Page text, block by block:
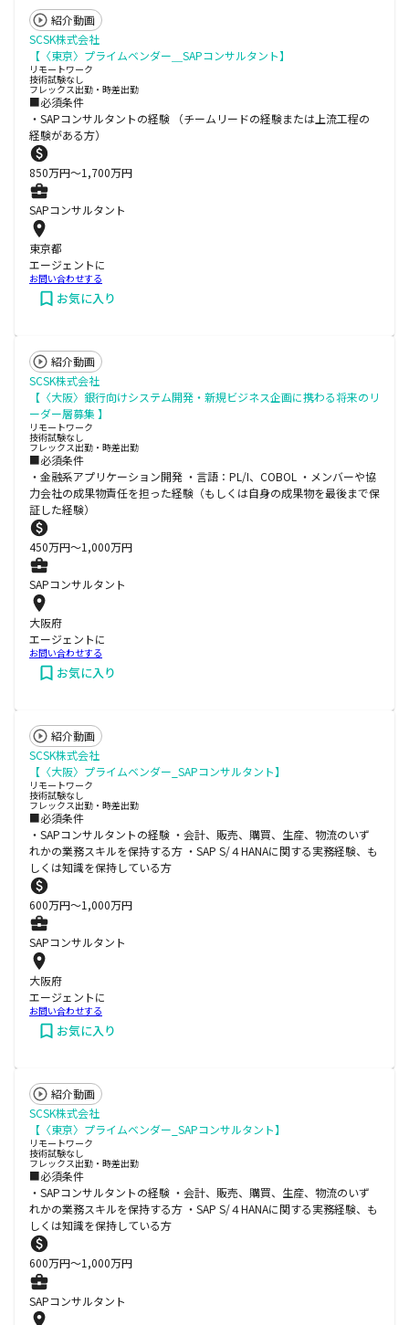
紹介動画
SCSK株式会社
【〈東京〉プライムベンダー＿SAPコンサルタント】
リモートワーク
技術試験なし
フレックス出勤・時差出勤
■必須条件
・SAPコンサルタントの経験 （チームリードの経験または上流工程の
経験がある方）
850万円〜1,700万円
SAPコンサルタント
東京都
エージェントに
お問い合わせする
お気に入り
紹介動画
SCSK株式会社
【〈大阪〉銀行向けシステム開発・新規ビジネス企画に携わる将来のリ
ーダー層募集 】
リモートワーク
技術試験なし
フレックス出勤・時差出勤
■必須条件
・金融系アプリケーション開発 ・言語：PL/I、COBOL ・メンバーや協
力会社の成果物責任を担った経験（もしくは自身の成果物を最後まで保
証した経験）
450万円〜1,000万円
SAPコンサルタント
大阪府
エージェントに
お問い合わせする
お気に入り
紹介動画
SCSK株式会社
【〈大阪〉プライムベンダー_SAPコンサルタント】
リモートワーク
技術試験なし
フレックス出勤・時差出勤
■必須条件
・SAPコンサルタントの経験 ・会計、販売、購買、生産、物流のいず
れかの業務スキルを保持する方 ・SAP S/４HANAに関する実務経験、も
しくは知識を保持している方
600万円〜1,000万円
SAPコンサルタント
大阪府
エージェントに
お問い合わせする
お気に入り
紹介動画
SCSK株式会社
【〈東京〉プライムベンダー_SAPコンサルタント】
リモートワーク
技術試験なし
フレックス出勤・時差出勤
■必須条件
・SAPコンサルタントの経験 ・会計、販売、購買、生産、物流のいず
れかの業務スキルを保持する方 ・SAP S/４HANAに関する実務経験、も
しくは知識を保持している方
600万円〜1,000万円
SAPコンサルタント